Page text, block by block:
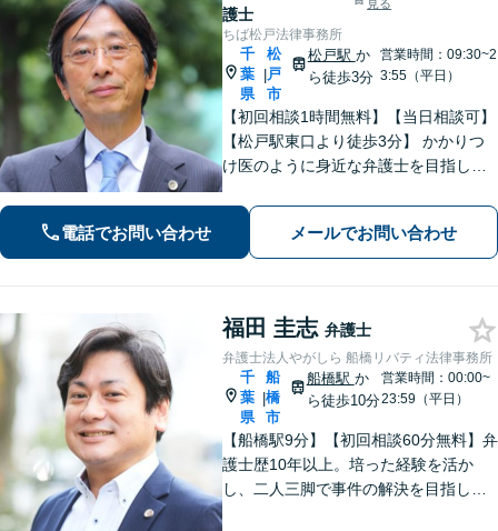
護士
見る
ちば松戸法律事務所
千
葉
県
|
松
戸
市
松戸駅 か
ら徒歩3分
営業時間：09:30~2
3:55（平日）
【初回相談1時間無料】【当日相談可】
【松戸駅東口より徒歩3分】 かかりつ
け医のように身近な弁護士を目指して
早めにご相談ください。じっくりとお
話を伺い、不安なこと何でもお答えし
ます。
電話でお問い合わせ メールでお問い合わせ
福田 圭志 弁護士
弁護士法人やがしら 船橋リバティ法律事務所
千
葉
県
|
船
橋
市
船橋駅 か
ら徒歩10分
営業時間：00:00~
23:59（平日）
【船橋駅9分】【初回相談60分無料】弁
護士歴10年以上。培った経験を活か
し、二人三脚で事件の解決を目指しま